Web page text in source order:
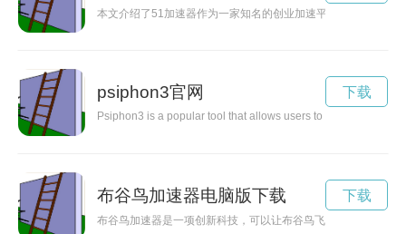
本文介绍了51加速器作为一家知名的创业加速平台，在中国市
psiphon3官网
Psiphon3 is a popular tool that allows users to bypass online
下载
布谷鸟加速器电脑版下载
布谷鸟加速器是一项创新科技，可以让布谷鸟飞行速度大大提
下载